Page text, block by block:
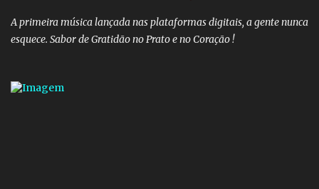
A primeira música lançada nas plataformas digitais, a gente nunca
esquece. Sabor de Gratidão no Prato e no Coração !